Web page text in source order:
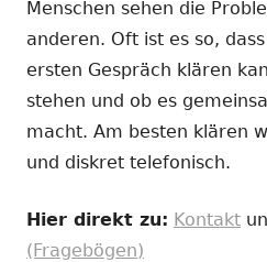
Menschen sehen die
anderen. Oft ist es so,
ersten Gespräch klären
stehen und ob es
macht. Am besten klären
und diskret telefonisch.
Hier direkt zu: Kontakt
(Fragebögen)